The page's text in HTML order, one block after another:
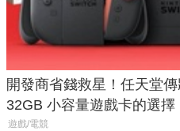
開發商省錢救星！任天堂
32GB 小容量遊戲卡的選擇
遊戲/電競